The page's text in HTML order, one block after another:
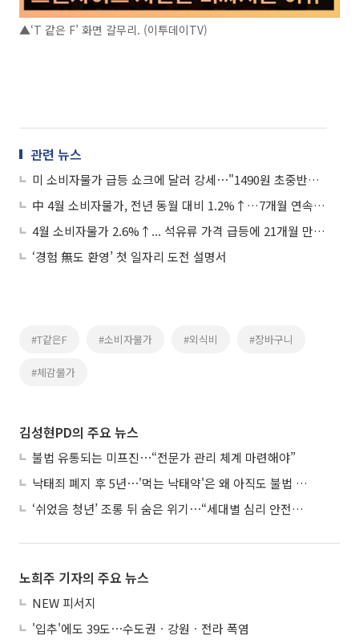
▲‘T 같은 F’ 화면 갈무리. (이투데이TV)
관련 뉴스
미 소비자물가 급등 쇼크에 달러 강세⋯"1490원 초중반서 등락"
中 4월 소비자물가, 전년 동월 대비 1.2%↑…7개월 연속 상승세
4월 소비자물가 2.6%↑... 석유류 가격 급등에 21개월 만에 '최고'
‘경험 無도 환영’ 첫 일자리 도전 설명서
#T같은F #소비자물가 #외식비 #장바구니
#체감물가
김성현PD의 주요 뉴스
불법 유통되는 미프진⋯“전문가 관리 체계 마련해야”
낙태죄 폐지 후 5년⋯'먹는 낙태약'은 왜 아직도 불법 유통되나
‘쉬었음 청년’ 조롱 뒤 숨은 위기⋯“세대별 심리 안전망 시급”
노희주 기자의 주요 뉴스
NEW 피서지
'입추'에도 39도⋯수도권ㆍ강원ㆍ전라 폭염